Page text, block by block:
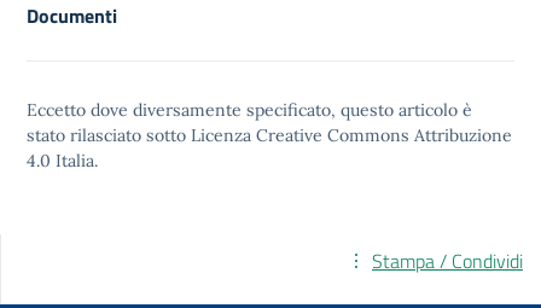
Documenti
Eccetto dove diversamente specificato, questo articolo è
stato rilasciato sotto Licenza Creative Commons Attribuzione
4.0 Italia.
Stampa / Condividi